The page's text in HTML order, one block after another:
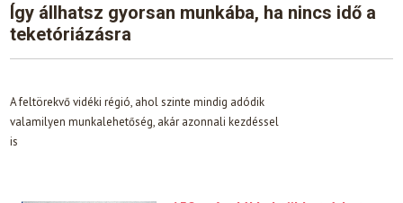
Így állhatsz gyorsan munkába, ha nincs idő a
teketóriázásra
A feltörekvő vidéki régió, ahol szinte mindig adódik
valamilyen munkalehetőség, akár azonnali kezdéssel
is